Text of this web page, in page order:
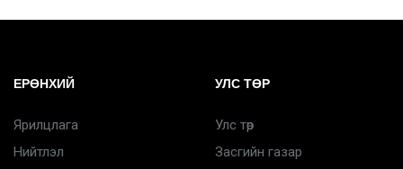
ЕРӨНХИЙ
Ярилцлага
Нийтлэл
УЛС ТӨР
Улс төр
Засгийн газар